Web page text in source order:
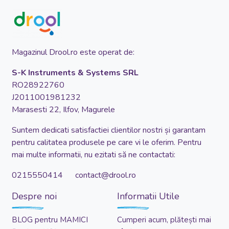
Magazinul Drool.ro este operat de:
S-K Instruments & Systems SRL
RO28922760
J2011001981232
Marasesti 22, Ilfov, Magurele
Suntem dedicati satisfactiei clientilor nostri și garantam
pentru calitatea produsele pe care vi le oferim. Pentru
mai multe informatii, nu ezitati să ne contactati:
0215550414 contact@drool.ro
Despre noi
BLOG pentru MAMICI
Informatii Utile
Cumperi acum, plătești mai